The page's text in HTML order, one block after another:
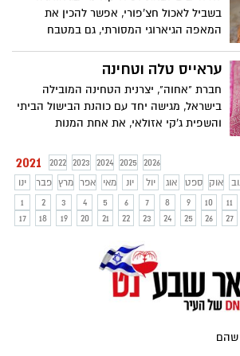
בשביל לאכול חצ'פורי, אפשר להכין את
המאפה הגיארוגי המסורתי, גם במטבח
בריאותית: חצ'פורי ללא קמח ומועשר בחלבון.
פריך, ביצת עין וגבינות בארוחת בוקר, צהריים
או ערב.
עראייס טלה וטחינה
חברת "אחוה", יצרנית הטחינה המובילה
בישראל, מגישה יחד עם כוהנת הבישול הביתי
והשפית ג'קי אזולאי, את אחת המנות
משוחה בשמן, או בשפת העם – "עראייס".
מנה נפלאה, עשירה בטעמים ומפנקת, מוגשת
לצד טחינה לבנה וסלט פלחי עגבניות וגבעולי
בצל ירוק טריים.
2021 2022 2023 2024 2025
2026
ינו
פבר מרץ אפר מאי יונ יול אוג ספט אוק
1 2 3 4 5 6 7 8 9 10 11
17
18 19 20 21 22 23 24 25 26 27
שהם